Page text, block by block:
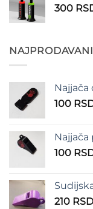
300
100
100
210 RSD